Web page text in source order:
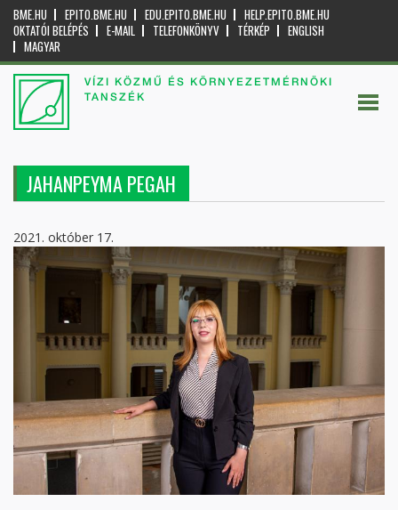
BME.HU EPITO.BME.HU EDU.EPITO.BME.HU
HELP.EPITO.BME.HU
OKTATÓI BELÉPÉS
E-MAIL TELEFONKÖNYV TÉRKÉP
ENGLISH
MAGYAR
VÍZI KÖZMŰ ÉS KÖRNYEZETMÉRNÖKI
TANSZÉK
JAHANPEYMA PEGAH
2021. október 17.